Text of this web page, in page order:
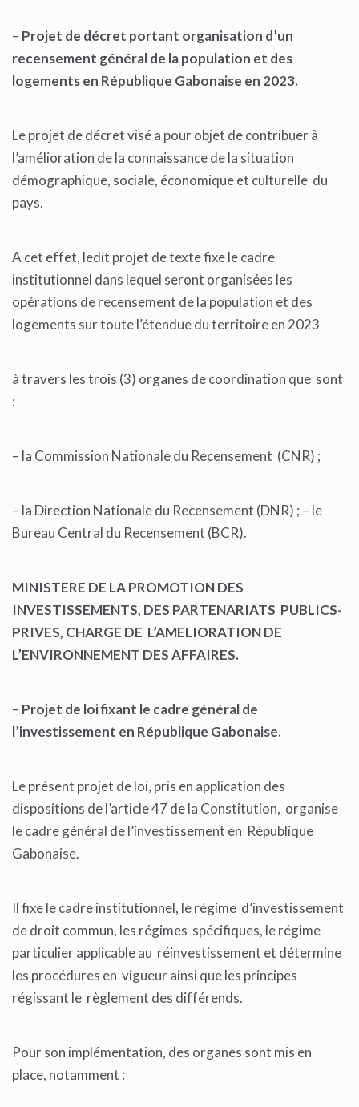
– Projet de décret portant organisation d’un
recensement général de la population et des
logements en République Gabonaise en 2023.
Le projet de décret visé a pour objet de contribuer à
l’amélioration de la connaissance de la situation
démographique, sociale, économique et culturelle du
pays.
A cet effet, ledit projet de texte fixe le cadre
institutionnel dans lequel seront organisées les
opérations de recensement de la population et des
logements sur toute l’étendue du territoire en 2023
à travers les trois (3) organes de coordination que sont
:
– la Commission Nationale du Recensement (CNR) ;
– la Direction Nationale du Recensement (DNR) ; – le
Bureau Central du Recensement (BCR).
MINISTERE DE LA PROMOTION DES
INVESTISSEMENTS, DES PARTENARIATS PUBLICS-
PRIVES, CHARGE DE L’AMELIORATION DE
L’ENVIRONNEMENT DES AFFAIRES.
– Projet de loi fixant le cadre général de
l’investissement en République Gabonaise.
Le présent projet de loi, pris en application des
dispositions de l’article 47 de la Constitution, organise
le cadre général de l’investissement en République
Gabonaise.
Il fixe le cadre institutionnel, le régime d’investissement
de droit commun, les régimes spécifiques, le régime
particulier applicable au réinvestissement et détermine
les procédures en vigueur ainsi que les principes
régissant le règlement des différends.
Pour son implémentation, des organes sont mis en
place, notamment :